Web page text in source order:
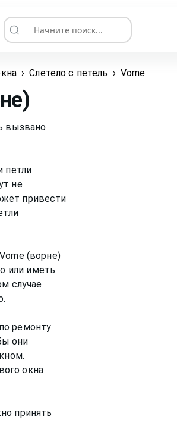
Начните поиск...
› Слетело с петель › Vorne
вызвано
петли
не
привести
(ворне)
или иметь
случае
ремонту
они
окна
принять